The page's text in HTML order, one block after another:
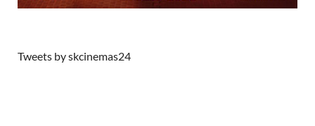
Tweets by skcinemas24